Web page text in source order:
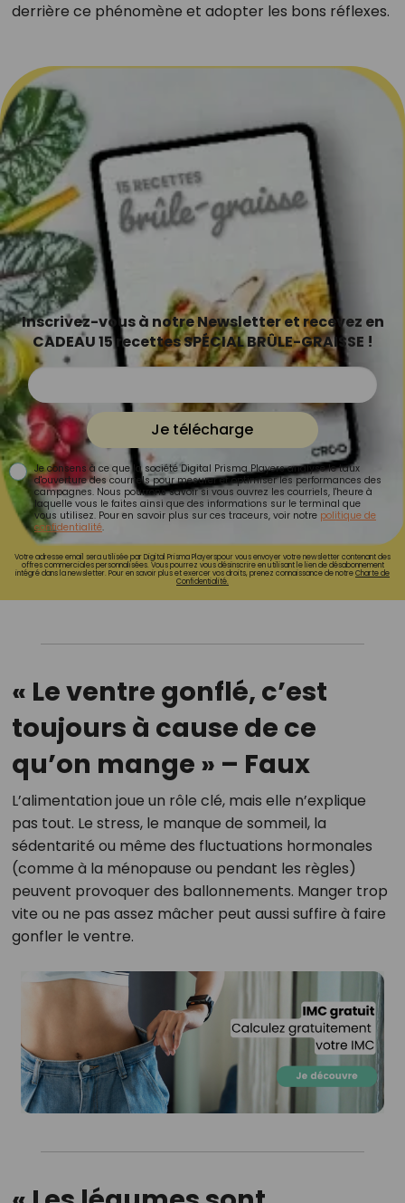
derrière ce phénomène et adopter les bons réflexes.
Inscrivez-vous à notre Newsletter et recevez en
CADEAU 15 recettes SPÉCIAL BRÛLE-GRAISSE !
Je télécharge
Je consens à ce que la société Digital Prisma Players analyse le taux
d'ouverture des courriels pour mesurer et optimiser les performances des
campagnes. Nous pourrons savoir si vous ouvrez les courriels, l'heure à
laquelle vous le faites ainsi que des informations sur le terminal que
vous utilisez. Pour en savoir plus sur ces traceurs, voir notre politique de
confidentialité.
Votre adresse email sera utilisée par Digital Prisma Playerspour vous envoyer votre newsletter contenant des
offres commerciales personnalisées. Vous pourrez vous désinscrire en utilisant le lien de désabonnement
intégré dans la newsletter. Pour en savoir plus et exercer vos droits, prenez connaissance de notreCharte de
Confidentialité.
« Le ventre gonflé, c’est
toujours à cause de ce
qu’on mange » – Faux
L’alimentation joue un rôle clé, mais elle n’explique
pas tout. Le stress, le manque de sommeil, la
sédentarité ou même des fluctuations hormonales
(comme à la ménopause ou pendant les règles)
peuvent provoquer des ballonnements. Manger trop
vite ou ne pas assez mâcher peut aussi suffire à faire
gonfler le ventre.